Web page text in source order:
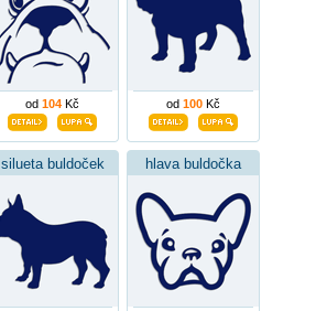
od 104 Kč od 100 Kč
silueta buldoček hlava buldočka